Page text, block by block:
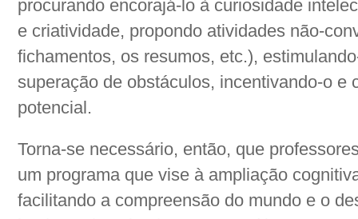
procurando encorajá-lo à curiosidade
e criatividade, propondo atividades não-
fichamentos, os resumos, etc.),
superação de obstáculos, incentivando-o e
potencial.
Torna-se necessário, então, que
um programa que vise à ampliação
facilitando a compreensão do mundo e o